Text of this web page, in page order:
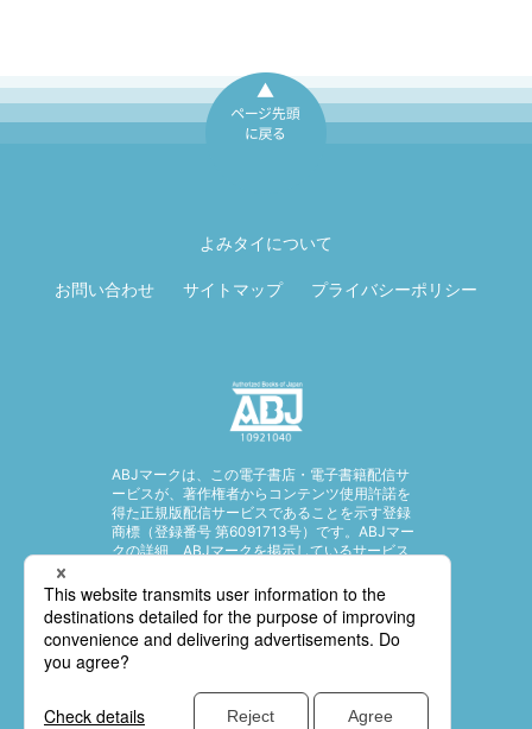
よみタイについて
お問い合わせ サイトマップ プライバシーポリシー
ABJマークは、この電子書店・電子書籍配信サ
ービスが、著作権者からコンテンツ使用許諾を
得た正規版配信サービスであることを示す登録
商標（登録番号 第6091713号）です。ABJマー
クの詳細、ABJマークを掲示しているサービス